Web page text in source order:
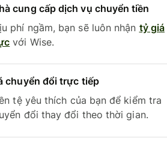
cung cấp dịch vụ chuyển tiền
phí ngầm, bạn sẽ luôn nhận tỷ giá
với Wise.
chuyển đổi trực tiếp
tệ yêu thích của bạn để kiểm tra
đổi thay đổi theo thời gian.